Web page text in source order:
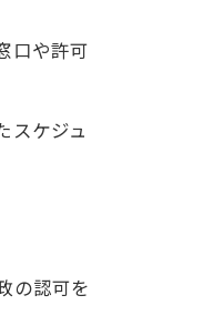
口や許可
スケジュ
の認可を